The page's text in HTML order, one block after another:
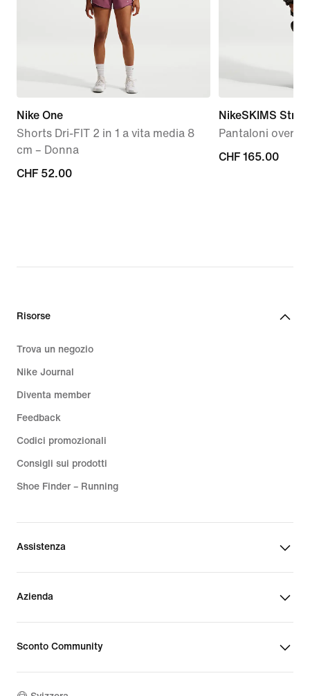
Nike One
Shorts Dri-FIT 2 in 1 a vita media 8
cm – Donna
CHF
CHF 52.00
NikeSKIMS
Pantaloni
CHF
CHF 165.00
Risorse
Trova un negozio
Nike Journal
Diventa member
Feedback
Codici promozionali
Consigli sui prodotti
Shoe Finder – Running
Assistenza
Azienda
Sconto Community